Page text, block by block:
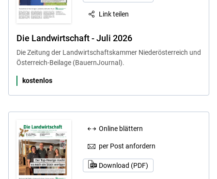
Link teilen
Die Landwirtschaft - Juli 2026
Die Zeitung der Landwirtschaftskammer Niederösterreich und
Österreich-Beilage (BauernJournal).
kostenlos
Online blättern
per Post anfordern
Download (PDF)